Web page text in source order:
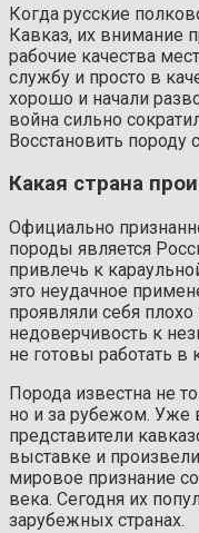
Когда русские
Кавказ, их внимание
рабочие качества
службу и просто в
хорошо и начали
война сильно
Восстановить породу
Какая страна
Официально
породы является
привлечь к
это неудачное
проявляли себя
недоверчивость к
не готовы работать
Порода известна не
но и за рубежом. Уже
представители
выставке и
мировое признание
века. Сегодня их
зарубежных странах.